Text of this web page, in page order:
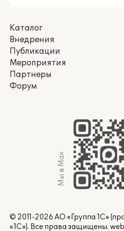
Каталог
Внедрения
Публикации
Мероприятия
Партнеры
Форум
Мы в Max
© 2011-2026 АО «Группа 1С»
«1С»). Все права защищены.